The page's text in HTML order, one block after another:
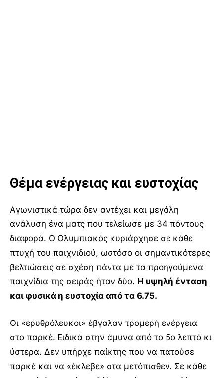
Θέμα ενέργειας και ευστοχίας
Αγωνιστικά τώρα δεν αντέχει και μεγάλη
ανάλυση ένα ματς που τελείωσε με 34 πόντους
διαφορά. Ο Ολυμπιακός κυριάρχησε σε κάθε
πτυχή του παιχνιδιού, ωστόσο οι σημαντικότερες
βελτιώσεις σε σχέση πάντα με τα προηγούμενα
παιχνίδια της σειράς ήταν δύο. Η υψηλή ένταση
και φυσικά η ευστοχία από τα 6.75.
Οι «ερυθρόλευκοι» έβγαλαν τρομερή ενέργεια
στο παρκέ. Ειδικά στην άμυνα από το 5ο λεπτό κι
ύστερα. Δεν υπήρχε παίκτης που να πατούσε
παρκέ και να «έκλεβε» στα μετόπισθεν. Σε κάθε